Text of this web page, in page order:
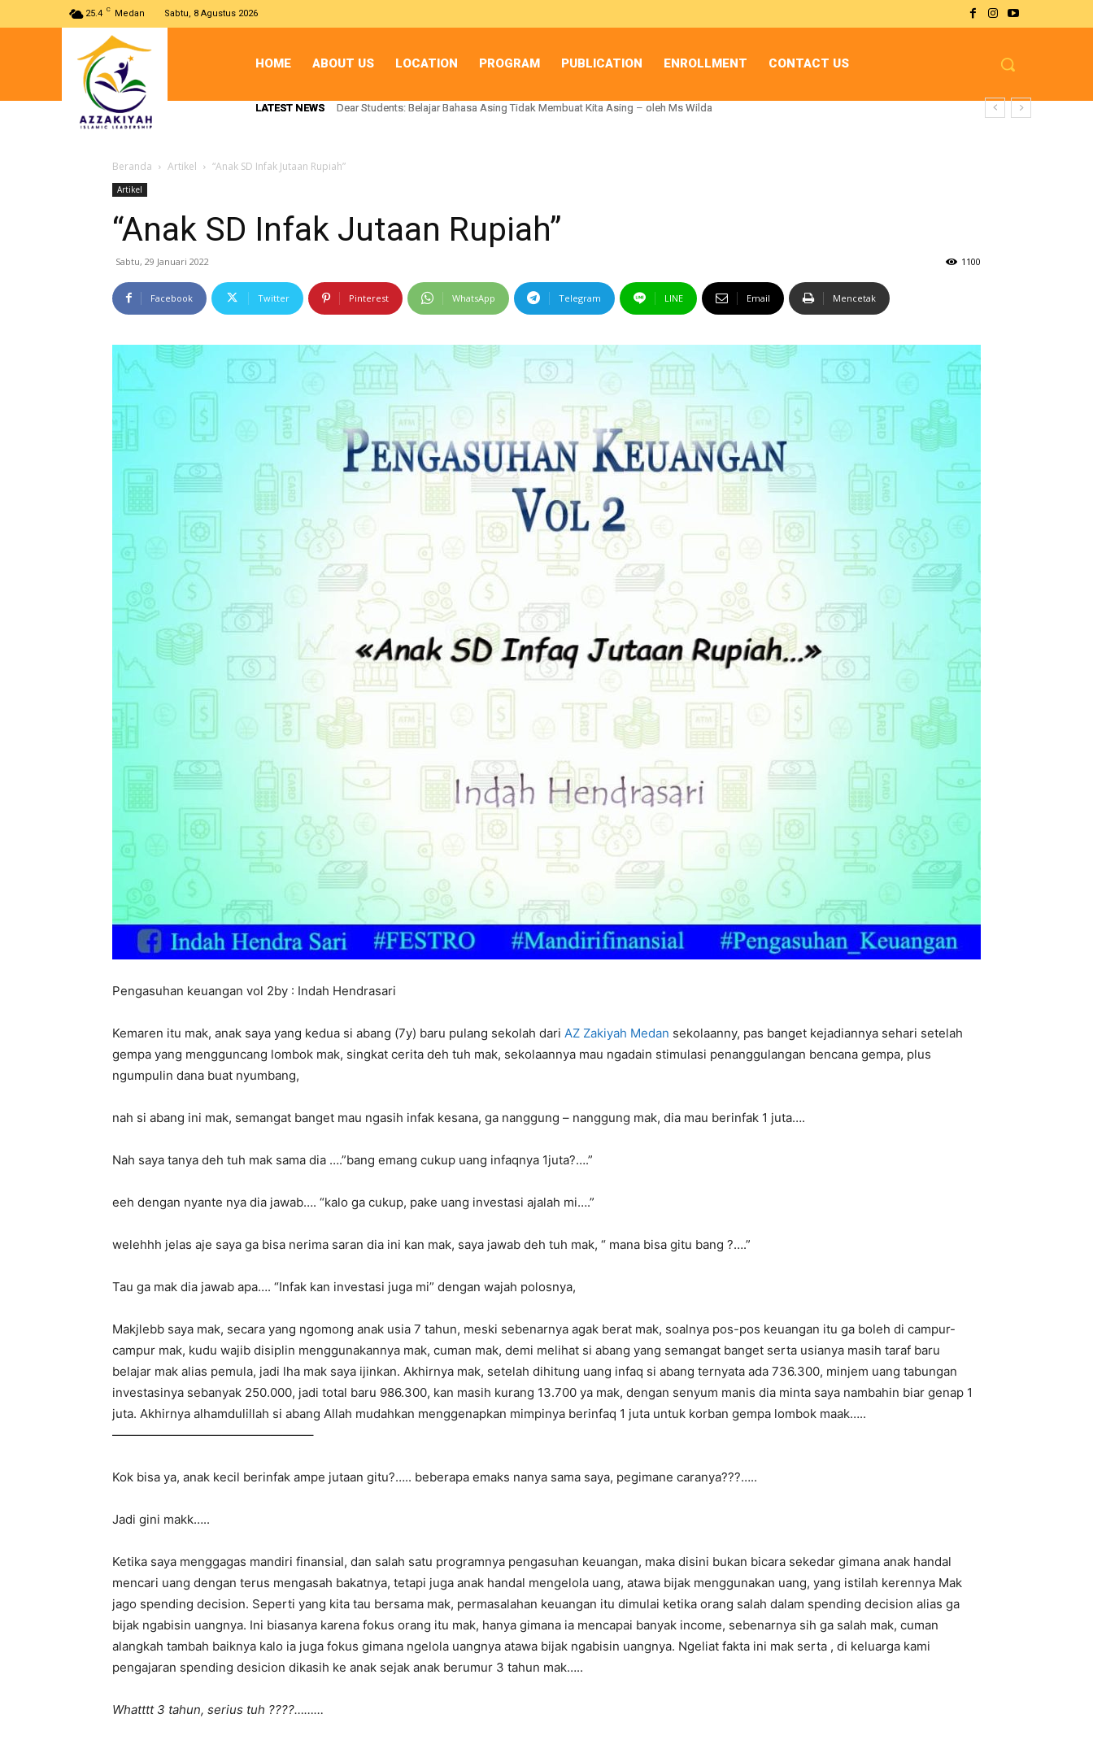
25.4 C Medan Sabtu, 8 Agustus 2026
HOME ABOUT US LOCATION PROGRAM PUBLICATION ENROLLMENT CONTACT US
LATEST NEWS Dear Students: Belajar Bahasa Asing Tidak Membuat Kita Asing – oleh Ms Wilda
LATEST NEWS Dear Students: Belajar Bahasa Asing Tidak Membuat Kita Asing – oleh Ms Wilda
Beranda Artikel “Anak SD Infak Jutaan Rupiah”
Artikel
“Anak SD Infak Jutaan Rupiah”
Sabtu, 29 Januari 2022 1100
Facebook Twitter Pinterest WhatsApp Telegram LINE Email Mencetak
Pengasuhan keuangan vol 2by : Indah Hendrasari
Kemaren itu mak, anak saya yang kedua si abang (7y) baru pulang sekolah dari AZ Zakiyah Medan sekolaanny, pas banget kejadiannya sehari setelah
gempa yang mengguncang lombok mak, singkat cerita deh tuh mak, sekolaannya mau ngadain stimulasi penanggulangan bencana gempa, plus
ngumpulin dana buat nyumbang,
nah si abang ini mak, semangat banget mau ngasih infak kesana, ga nanggung – nanggung mak, dia mau berinfak 1 juta….
Nah saya tanya deh tuh mak sama dia ….”bang emang cukup uang infaqnya 1juta?….”
eeh dengan nyante nya dia jawab…. “kalo ga cukup, pake uang investasi ajalah mi….”
welehhh jelas aje saya ga bisa nerima saran dia ini kan mak, saya jawab deh tuh mak, “ mana bisa gitu bang ?….”
Tau ga mak dia jawab apa…. “Infak kan investasi juga mi” dengan wajah polosnya,
Makjlebb saya mak, secara yang ngomong anak usia 7 tahun, meski sebenarnya agak berat mak, soalnya pos-pos keuangan itu ga boleh di campur-
campur mak, kudu wajib disiplin menggunakannya mak, cuman mak, demi melihat si abang yang semangat banget serta usianya masih taraf baru
belajar mak alias pemula, jadi lha mak saya ijinkan. Akhirnya mak, setelah dihitung uang infaq si abang ternyata ada 736.300, minjem uang tabungan
investasinya sebanyak 250.000, jadi total baru 986.300, kan masih kurang 13.700 ya mak, dengan senyum manis dia minta saya nambahin biar genap 1
juta. Akhirnya alhamdulillah si abang Allah mudahkan menggenapkan mimpinya berinfaq 1 juta untuk korban gempa lombok maak…..
————————————————–
Kok bisa ya, anak kecil berinfak ampe jutaan gitu?….. beberapa emaks nanya sama saya, pegimane caranya???…..
Jadi gini makk…..
Ketika saya menggagas mandiri finansial, dan salah satu programnya pengasuhan keuangan, maka disini bukan bicara sekedar gimana anak handal
mencari uang dengan terus mengasah bakatnya, tetapi juga anak handal mengelola uang, atawa bijak menggunakan uang, yang istilah kerennya Mak
jago spending decision. Seperti yang kita tau bersama mak, permasalahan keuangan itu dimulai ketika orang salah dalam spending decision alias ga
bijak ngabisin uangnya. Ini biasanya karena fokus orang itu mak, hanya gimana ia mencapai banyak income, sebenarnya sih ga salah mak, cuman
alangkah tambah baiknya kalo ia juga fokus gimana ngelola uangnya atawa bijak ngabisin uangnya. Ngeliat fakta ini mak serta , di keluarga kami
pengajaran spending desicion dikasih ke anak sejak anak berumur 3 tahun mak…..
Whatttt 3 tahun, serius tuh ????………